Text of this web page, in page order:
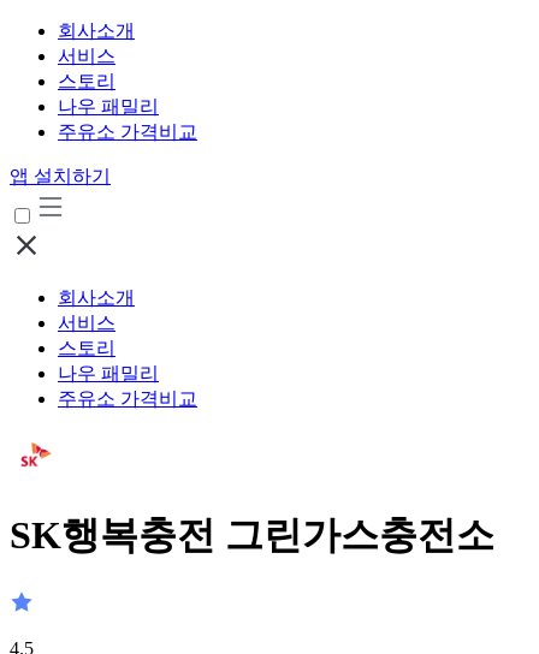
회사소개
서비스
스토리
나우 패밀리
주유소 가격비교
앱 설치하기
회사소개
서비스
스토리
나우 패밀리
주유소 가격비교
SK행복충전 그린가스충전소
4.5